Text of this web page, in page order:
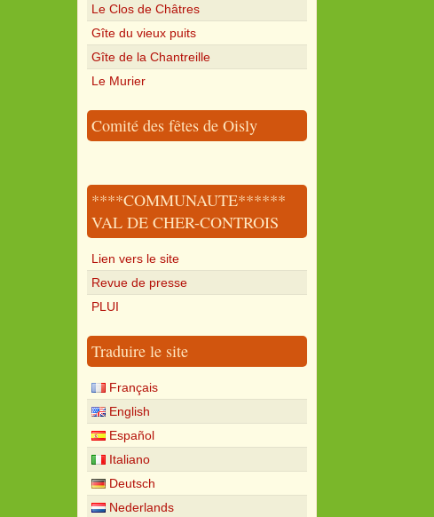
Le Clos de Châtres
Gîte du vieux puits
Gîte de la Chantreille
Le Murier
Comité des fêtes de Oisly
****COMMUNAUTE******
VAL DE CHER-CONTROIS
Lien vers le site
Revue de presse
PLUI
Traduire le site
Français
English
Español
Italiano
Deutsch
Nederlands